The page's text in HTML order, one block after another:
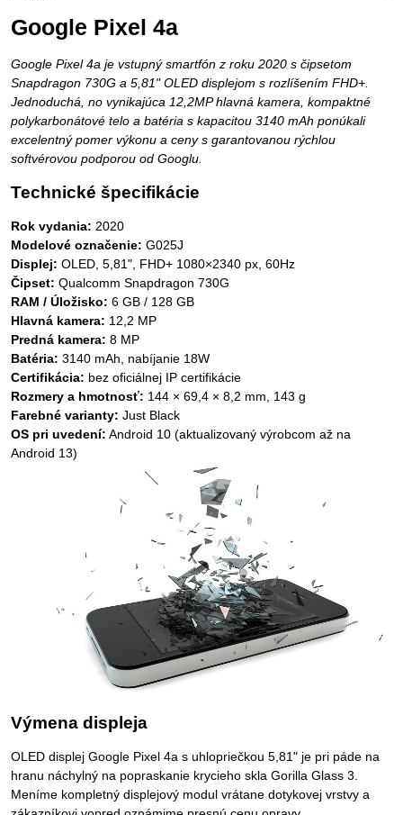
Google Pixel 4a
Google Pixel 4a je vstupný smartfón z roku 2020 s čipsetom
Snapdragon 730G a 5,81" OLED displejom s rozlíšením FHD+.
Jednoduchá, no vynikajúca 12,2MP hlavná kamera, kompaktné
polykarbonátové telo a batéria s kapacitou 3140 mAh ponúkali
excelentný pomer výkonu a ceny s garantovanou rýchlou
softvérovou podporou od Googlu.
Technické špecifikácie
Rok vydania: 2020
Modelové označenie: G025J
Displej: OLED, 5,81", FHD+ 1080×2340 px, 60Hz
Čipset: Qualcomm Snapdragon 730G
RAM / Úložisko: 6 GB / 128 GB
Hlavná kamera: 12,2 MP
Predná kamera: 8 MP
Batéria: 3140 mAh, nabíjanie 18W
Certifikácia: bez oficiálnej IP certifikácie
Rozmery a hmotnosť: 144 × 69,4 × 8,2 mm, 143 g
Farebné varianty: Just Black
OS pri uvedení: Android 10 (aktualizovaný výrobcom až na
Android 13)
Výmena displeja
OLED displej Google Pixel 4a s uhlopriečkou 5,81" je pri páde na
hranu náchylný na popraskanie krycieho skla Gorilla Glass 3.
Meníme kompletný displejový modul vrátane dotykovej vrstvy a